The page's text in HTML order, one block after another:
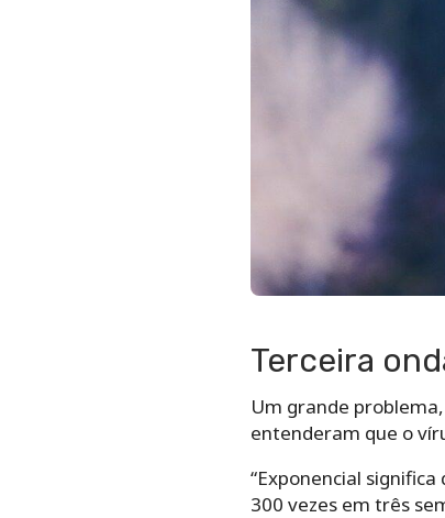
Terceira
Um grande
entenderam que o
“Exponencial
300 vezes em três